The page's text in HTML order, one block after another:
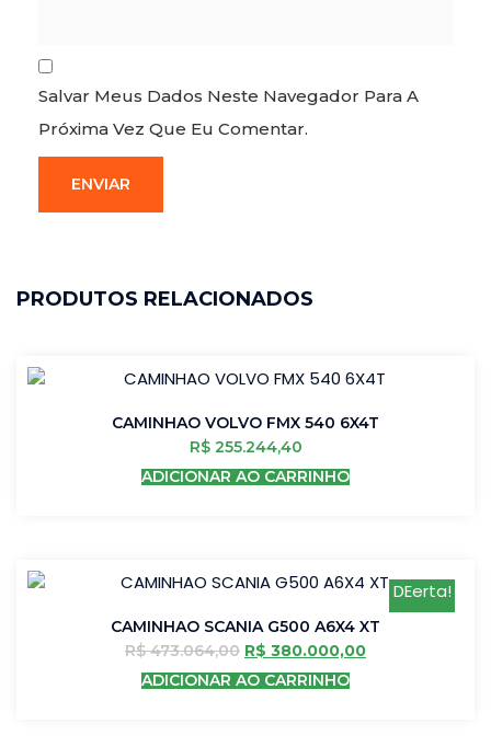
Salvar Meus Dados Neste Navegador Para A
Próxima Vez Que Eu Comentar.
PRODUTOS RELACIONADOS
CAMINHAO VOLVO FMX 540 6X4T
R$255.244,40
ADICIONAR AO CARRINHO
DEerta!
CAMINHAO SCANIA G500 A6X4 XT
R$473.064,00 R$ 380.000,00
ADICIONAR AO CARRINHO